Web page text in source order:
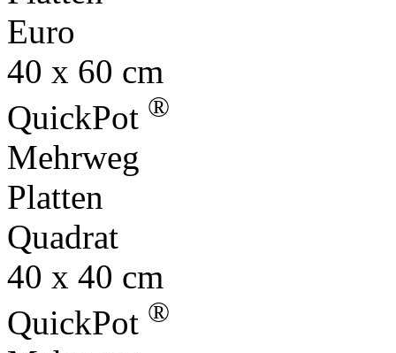
Euro
40 x 60 cm
QuickPot ®
Mehrweg
Platten
Quadrat
40 x 40 cm
QuickPot ®